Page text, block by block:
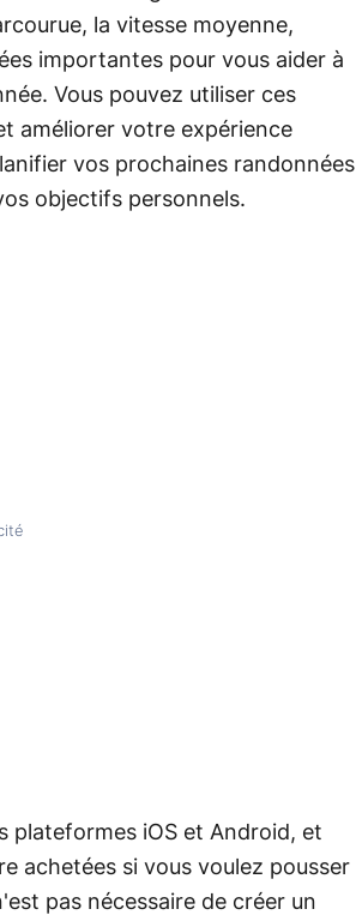
la vitesse moyenne,
importantes pour vous aider à
Vous pouvez utiliser ces
améliorer votre expérience
vos prochaines randonnées
objectifs personnels.
plateformes iOS et Android, et
achetées si vous voulez pousser
pas nécessaire de créer un